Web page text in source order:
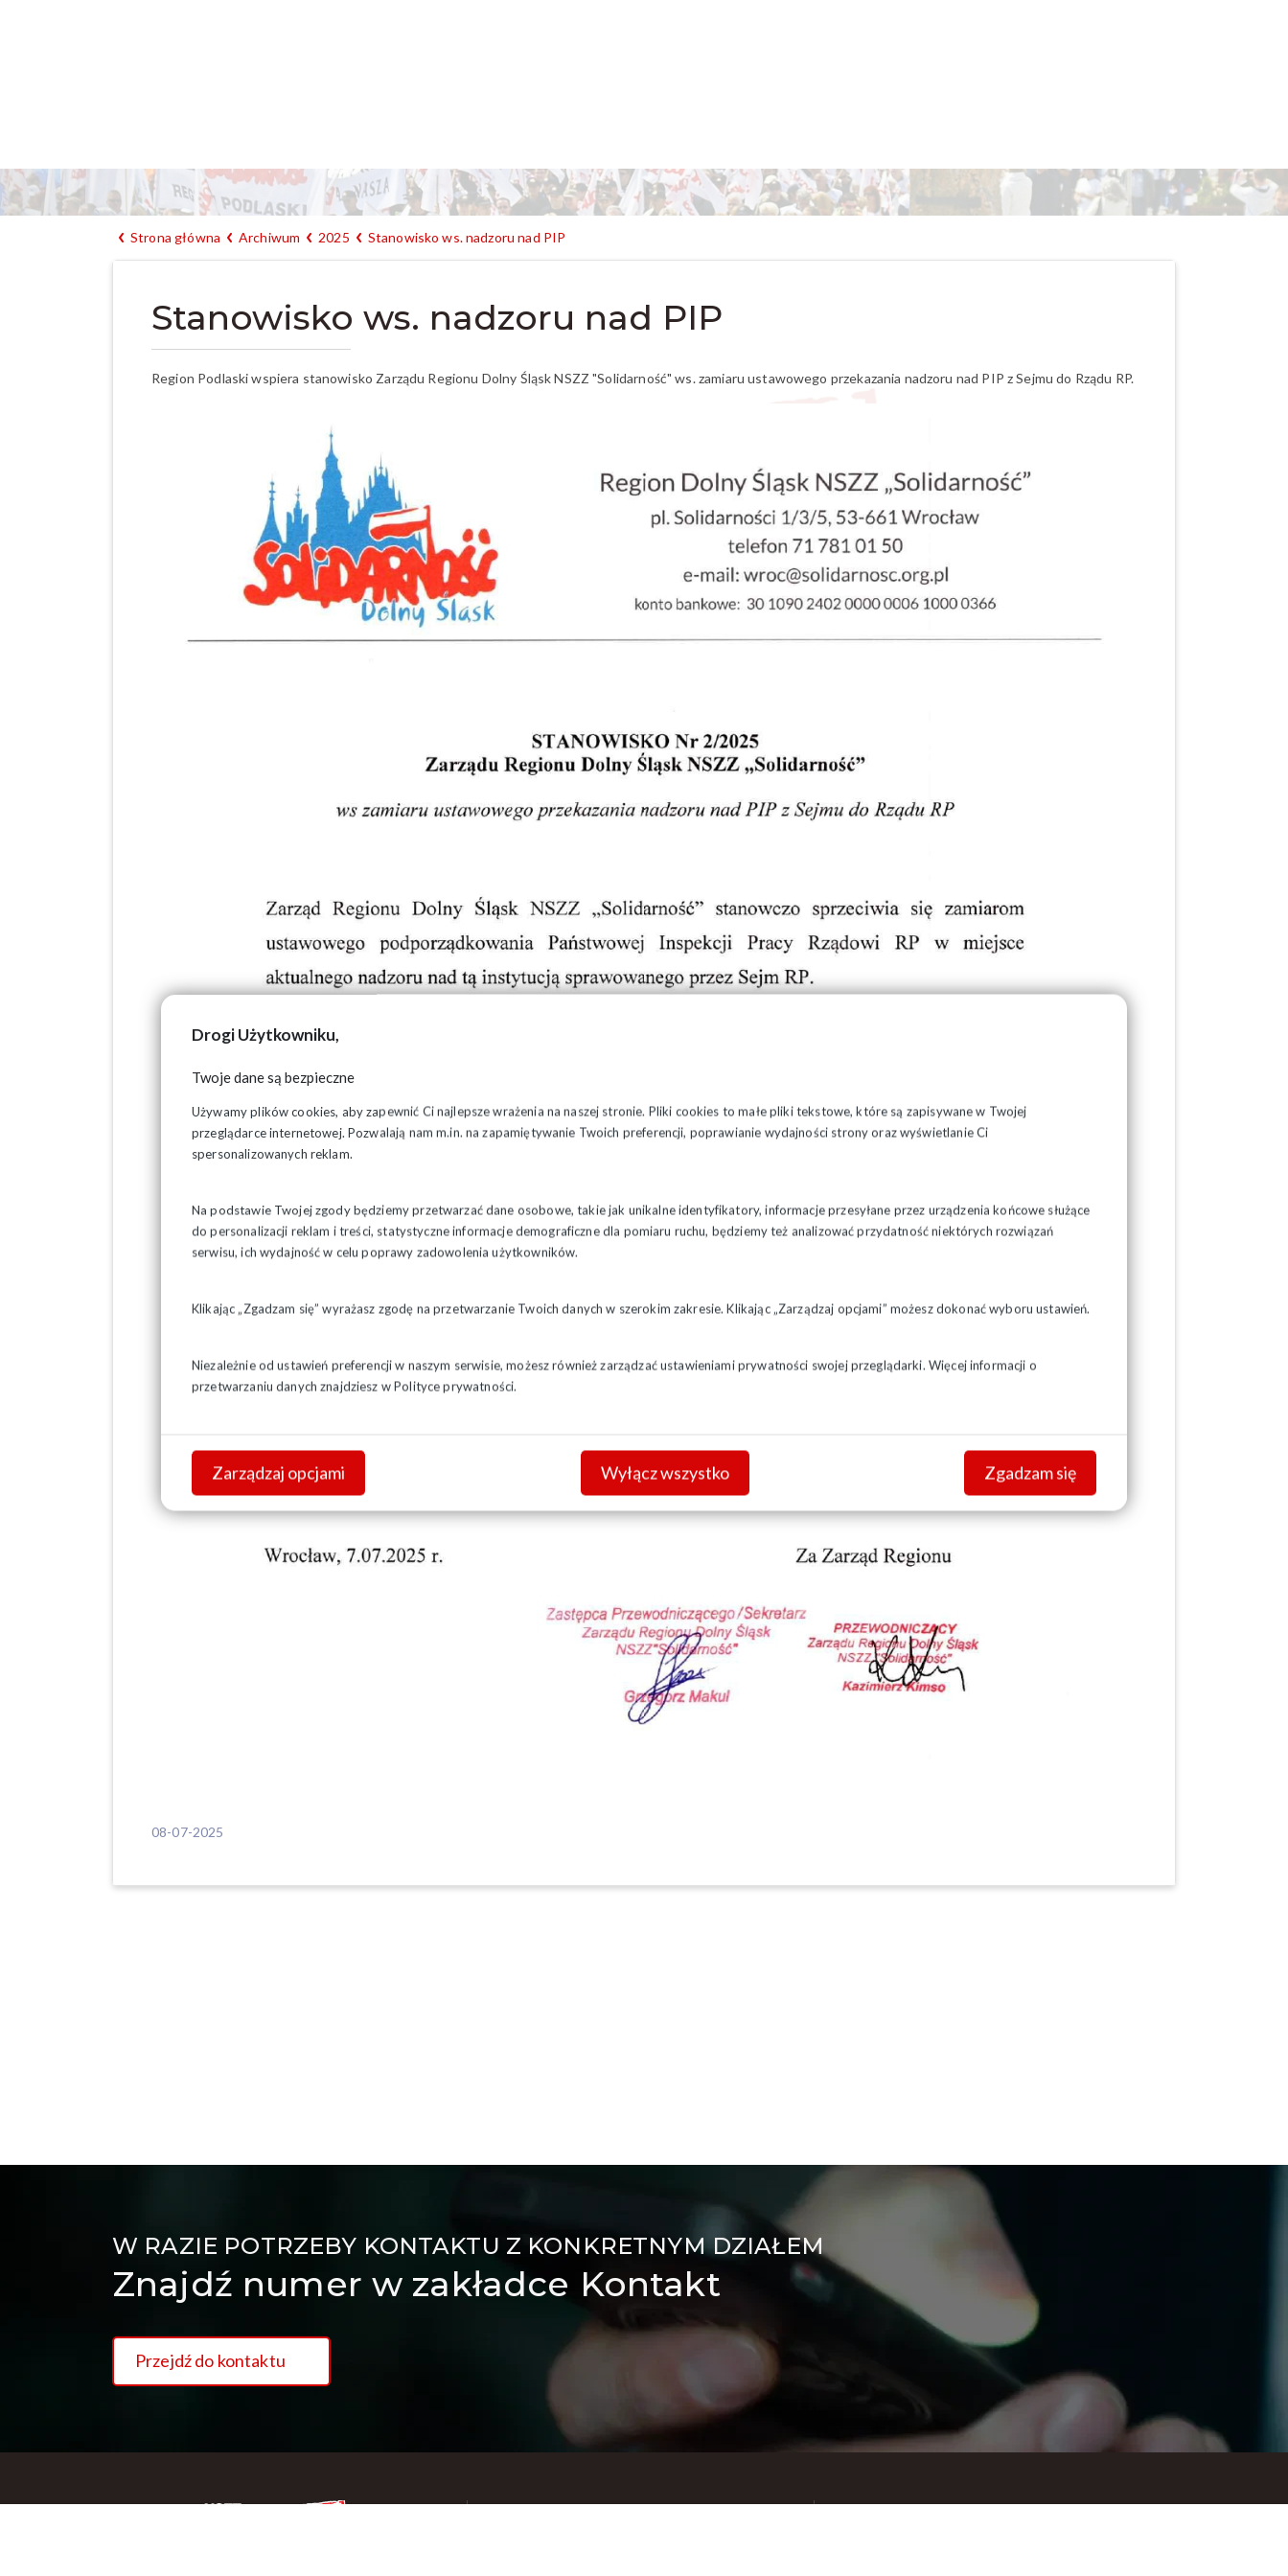
Drogi Użytkowniku,
Twoje dane są bezpieczne
Używamy plików cookies, aby zapewnić Ci najlepsze wrażenia na naszej stronie. Pliki cookies to małe pliki tekstowe, które są zapisywane w Twojej
przeglądarce internetowej. Pozwalają nam m.in. na zapamiętywanie Twoich preferencji, poprawianie wydajności strony oraz wyświetlanie Ci
spersonalizowanych reklam.
Na podstawie Twojej zgody będziemy przetwarzać dane osobowe, takie jak unikalne identyfikatory, informacje przesyłane przez urządzenia końcowe służące
do personalizacji reklam i treści, statystyczne informacje demograficzne dla pomiaru ruchu, będziemy też analizować przydatność niektórych rozwiązań
serwisu, ich wydajność w celu poprawy zadowolenia użytkowników.
Klikając „Zgadzam się” wyrażasz zgodę na przetwarzanie Twoich danych w szerokim zakresie. Klikając „Zarządzaj opcjami” możesz dokonać wyboru ustawień.
Niezależnie od ustawień preferencji w naszym serwisie, możesz również zarządzać ustawieniami prywatności swojej przeglądarki. Więcej informacji o
przetwarzaniu danych znajdziesz wPolityce prywatności.
Zarządzaj opcjami Wyłącz wszystko Zgadzam się
Strona główna Archiwum 2025 Stanowisko ws. nadzoru nad PIP
Stanowisko ws. nadzoru nad PIP
Region Podlaski wspiera stanowisko Zarządu Regionu Dolny Śląsk NSZZ "Solidarność" ws. zamiaru ustawowego przekazania nadzoru nad PIP z Sejmu do Rządu RP.
08-07-2025
W RAZIE POTRZEBY KONTAKTU Z KONKRETNYM DZIAŁEM
Znajdź numer w zakładce Kontakt
Przejdź do kontaktu